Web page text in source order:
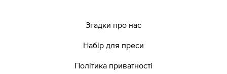
Згадки про нас
Набір для преси
Політика приватності